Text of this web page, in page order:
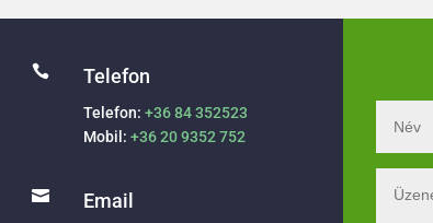
 Telefon
Telefon:+36 84 352523
Mobil:+36 20 9352 752
 Email